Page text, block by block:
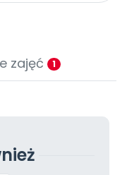
zajęć 1